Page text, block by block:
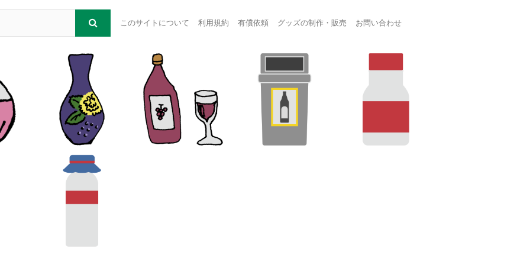
このサイトについて 利用規約 有償依頼 グッズの制作・販売 お問い合わせ